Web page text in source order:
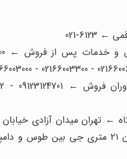
021
← تهران میدان آزادی خیابان
استاد معین خیابان ۲۱ متری جی بین